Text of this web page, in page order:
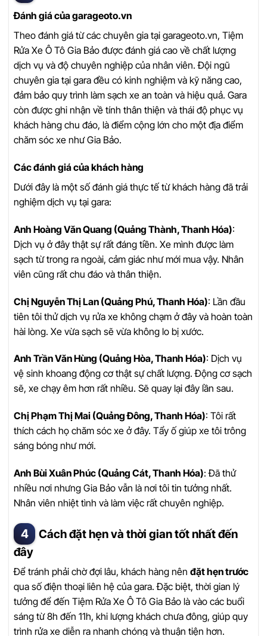
Đánh giá của garageoto.vn
Theo đánh giá từ các chuyên gia tại garageoto.vn, Tiệm
Rửa Xe Ô Tô Gia Bảo được đánh giá cao về chất lượng
dịch vụ và độ chuyên nghiệp của nhân viên. Đội ngũ
chuyên gia tại gara đều có kinh nghiệm và kỹ năng cao,
đảm bảo quy trình làm sạch xe an toàn và hiệu quả. Gara
còn được ghi nhận về tính thân thiện và thái độ phục vụ
khách hàng chu đáo, là điểm cộng lớn cho một địa điểm
chăm sóc xe như Gia Bảo.
Các đánh giá của khách hàng
Dưới đây là một số đánh giá thực tế từ khách hàng đã trải
nghiệm dịch vụ tại gara:
Anh Hoàng Văn Quang (Quảng Thành, Thanh Hóa):
Dịch vụ ở đây thật sự rất đáng tiền. Xe mình được làm
sạch từ trong ra ngoài, cảm giác như mới mua vậy. Nhân
viên cũng rất chu đáo và thân thiện.
Chị Nguyễn Thị Lan (Quảng Phú, Thanh Hóa): Lần đầu
tiên tôi thử dịch vụ rửa xe không chạm ở đây và hoàn toàn
hài lòng. Xe vừa sạch sẽ vừa không lo bị xước.
Anh Trần Văn Hùng (Quảng Hòa, Thanh Hóa): Dịch vụ
vệ sinh khoang động cơ thật sự chất lượng. Động cơ sạch
sẽ, xe chạy êm hơn rất nhiều. Sẽ quay lại đây lần sau.
Chị Phạm Thị Mai (Quảng Đông, Thanh Hóa): Tôi rất
thích cách họ chăm sóc xe ở đây. Tẩy ố giúp xe tôi trông
sáng bóng như mới.
Anh Bùi Xuân Phúc (Quảng Cát, Thanh Hóa): Đã thử
nhiều nơi nhưng Gia Bảo vẫn là nơi tôi tin tưởng nhất.
Nhân viên nhiệt tình và làm việc rất chuyên nghiệp.
Cách đặt hẹn và thời gian tốt nhất đến
đây
Để tránh phải chờ đợi lâu, khách hàng nên đặt hẹn trước
qua số điện thoại liên hệ của gara. Đặc biệt, thời gian lý
tưởng để đến Tiệm Rửa Xe Ô Tô Gia Bảo là vào các buổi
sáng từ 8h đến 11h, khi lượng khách chưa đông, giúp quy
trình rửa xe diễn ra nhanh chóng và thuận tiện hơn.